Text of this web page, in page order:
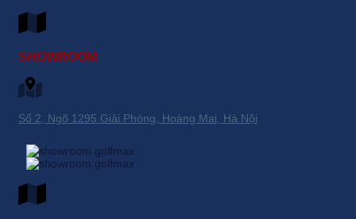
SHOWROOM
Số 2, Ngõ 1295 Giải Phóng, Hoàng Mai, Hà Nội